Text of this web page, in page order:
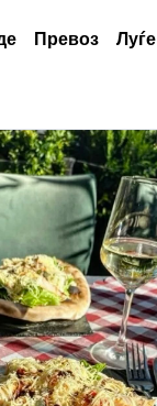
Превоз Луѓе